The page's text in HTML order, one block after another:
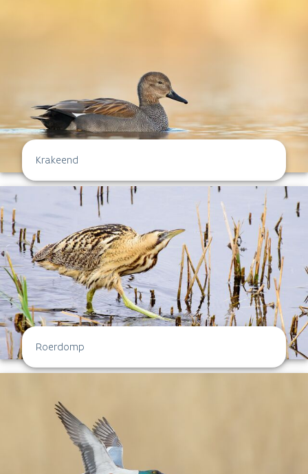
Krakeend
Roerdomp